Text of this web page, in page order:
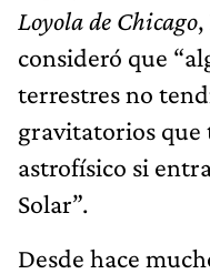
Loyola de Chicago
consideró que
terrestres no
gravitatorios que
astrofísico si
Solar”.
Desde hace